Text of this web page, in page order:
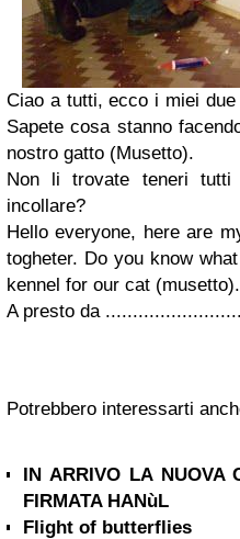
Ciao a tutti, ecco i miei
Sapete cosa stanno
nostro gatto (Musetto).
Non li trovate teneri
incollare?
Hello everyone, here are
togheter. Do you know
kennel for our cat (musetto).
A presto da
Potrebbero interessarti
IN ARRIVO LA NUOVA
FIRMATA HANùL
Flight of butterflies